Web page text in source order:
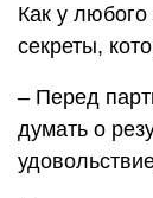
Как у
секреты,
– Перед
думать о